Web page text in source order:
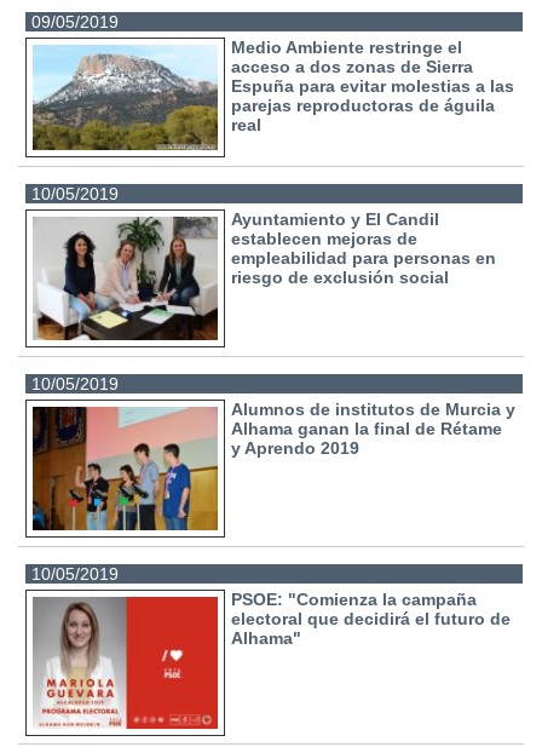
09/05/2019
Medio Ambiente restringe el
acceso a dos zonas de Sierra
Espuña para evitar molestias a las
parejas reproductoras de águila
real
10/05/2019
Ayuntamiento y El Candil
establecen mejoras de
empleabilidad para personas en
riesgo de exclusión social
10/05/2019
Alumnos de institutos de Murcia y
Alhama ganan la final de Rétame
y Aprendo 2019
10/05/2019
PSOE: "Comienza la campaña
electoral que decidirá el futuro de
Alhama"